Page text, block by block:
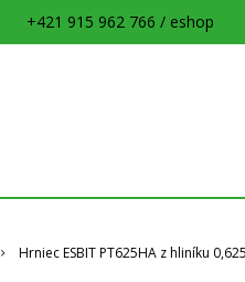
+421 915 962 766 / eshop
Hrniec ESBIT PT625HA z hliníku